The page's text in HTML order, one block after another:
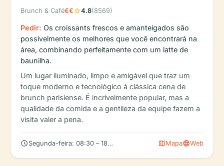
Brunch & Café€€star4.8(8569)
Pedir: Os croissants frescos e amanteigados são
possivelmente os melhores que você encontrará na
área, combinando perfeitamente com um latte de
baunilha.
Um lugar iluminado, limpo e amigável que traz um
toque moderno e tecnológico à clássica cena de
brunch parisiense. É incrivelmente popular, mas a
qualidade da comida e a gentileza da equipe fazem a
visita valer a pena.
schedule Segunda-feira: 08:30 – 18:00, Terça-feira: 08:30 – 18:00,
mapMapalanguageWeb